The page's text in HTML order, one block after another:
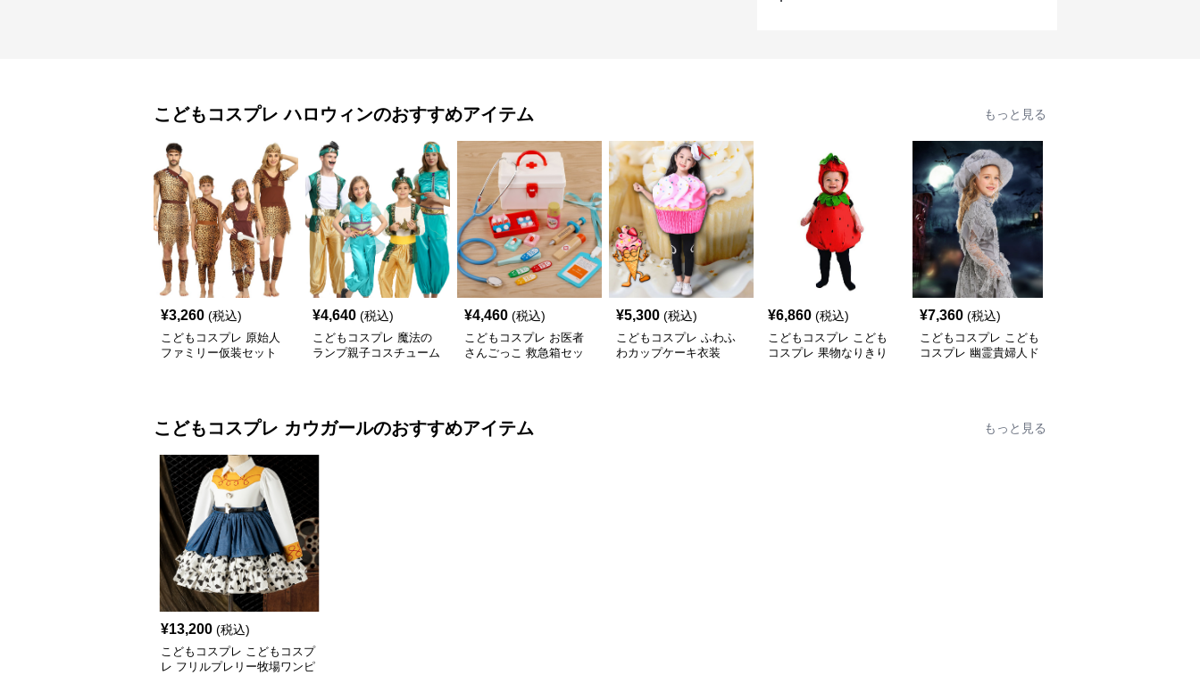
こどもコスプレ ハロウィンのおすすめアイテム もっと見る
¥3,260 (税込)
こどもコスプレ 原始人
ファミリー仮装セット
¥4,640 (税込)
こどもコスプレ 魔法の
ランプ親子コスチューム
¥4,460 (税込)
こどもコスプレ お医者
さんごっこ 救急箱セッ
¥5,300 (税込)
こどもコスプレ ふわふ
わカップケーキ衣装
¥6,860 (税込)
こどもコスプレ こども
コスプレ 果物なりきり
¥7,360 (税込)
こどもコスプレ こども
コスプレ 幽霊貴婦人ド
こどもコスプレ カウガールのおすすめアイテム もっと見る
¥13,200 (税込)
こどもコスプレ こどもコスプ
レ フリルプレリー牧場ワンピ